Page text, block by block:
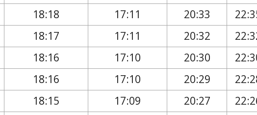
18:18 17:11 20:33
18:17 17:11 20:32
18:16 17:10 20:30
18:16 17:10 20:29
18:15 17:09 20:27